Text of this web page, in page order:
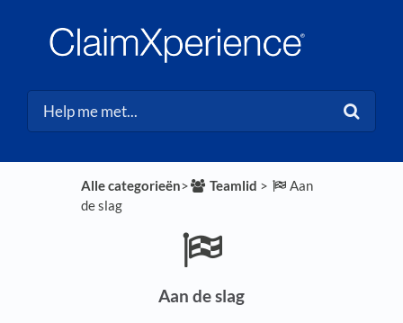
Alle categorieën​>​ ​Teamlid ​ > ​
​Aan
de slag
Aan de slag